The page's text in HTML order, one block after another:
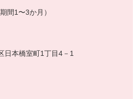
間1〜3か月）
日本橋室町1丁目4－1